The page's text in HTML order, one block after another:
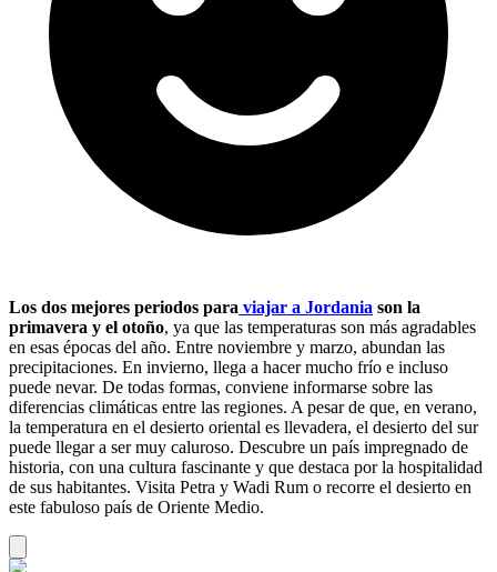
Los dos mejores periodos para viajar a Jordania son la
primavera y el otoño, ya que las temperaturas son más agradables
en esas épocas del año. Entre noviembre y marzo, abundan las
precipitaciones. En invierno, llega a hacer mucho frío e incluso
puede nevar. De todas formas, conviene informarse sobre las
diferencias climáticas entre las regiones. A pesar de que, en verano,
la temperatura en el desierto oriental es llevadera, el desierto del sur
puede llegar a ser muy caluroso. Descubre un país impregnado de
historia, con una cultura fascinante y que destaca por la hospitalidad
de sus habitantes. Visita Petra y Wadi Rum o recorre el desierto en
este fabuloso país de Oriente Medio.